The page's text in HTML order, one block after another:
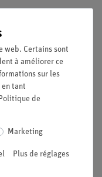
web. Certains sont
à améliorer ce
sur les
tant
Politique de
Marketing
Plus de réglages